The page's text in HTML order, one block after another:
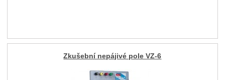
Zkušební nepájivé pole VZ-6